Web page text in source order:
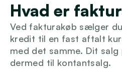
Finansiering
For investorer
Viden
Hvad er
Ved fakturakøb sælger
kredit til en fast aftalt
med det samme. Dit
dermed til kontantsalg.